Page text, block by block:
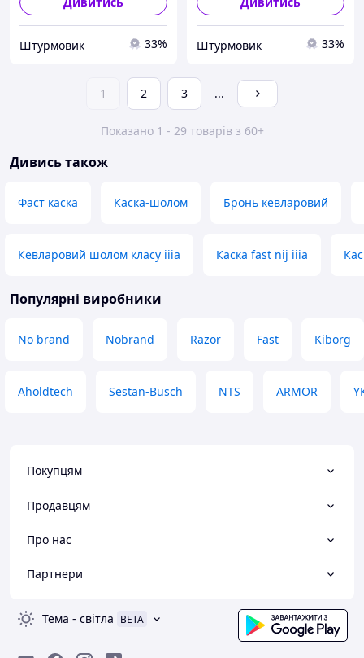
Штурмовик 33% Штурмовик 33%
1 2 3 ...
Показано 1 - 29 товарів з 60+
Дивись також
Фаст каска Каска-шолом Бронь кевларовий
Кевларовий шолом класу iiia Каска fast nij iiia
Популярні виробники
No brand Nobrand Razor Fast Kiborg
Aholdtech Sestan-Busch NTS ARMOR
Покупцям
Продавцям
Про нас
Партнери
Тема - світла BETA